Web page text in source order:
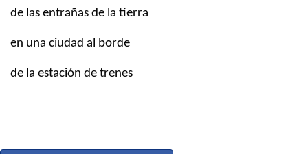
de las entrañas de la tierra
en una ciudad al borde
de la estación de trenes